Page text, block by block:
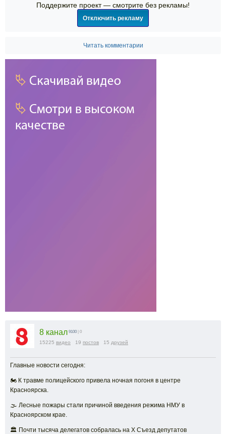
Поддержите проект — смотрите без рекламы!
Отключить рекламу
Читать комментарии
8 канал 9100 | 0
15225 видео 19 постов 15 друзей
Главные новости сегодня:
🏍 К травме полицейского привела ночная погоня в центре
Красноярска.
🌫 Лесные пожары стали причиной введения режима НМУ в
Красноярском крае.
🏛 Почти тысяча делегатов собралась на Х Съезд депутатов